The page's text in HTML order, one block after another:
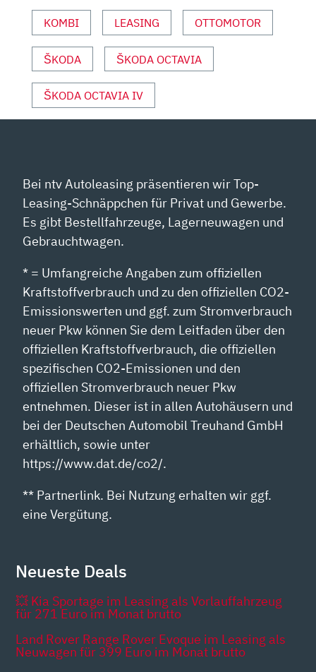
MOTOR
UND
VON
YOUTUBE
ANZEIGEN
KOMBI LEASING OTTOMOTOR
ŠKODA ŠKODA OCTAVIA
ŠKODA OCTAVIA IV
Bei ntv Autoleasing präsentieren wir Top-
Leasing-Schnäppchen für Privat und Gewerbe.
Es gibt Bestellfahrzeuge, Lagerneuwagen und
Gebrauchtwagen.
* = Umfangreiche Angaben zum offiziellen
Kraftstoffverbrauch und zu den offiziellen CO2-
Emissionswerten und ggf. zum Stromverbrauch
neuer Pkw können Sie dem Leitfaden über den
offiziellen Kraftstoffverbrauch, die offiziellen
spezifischen CO2-Emissionen und den
offiziellen Stromverbrauch neuer Pkw
entnehmen. Dieser ist in allen Autohäusern und
bei der Deutschen Automobil Treuhand GmbH
erhältlich, sowie unter
https://www.dat.de/co2/.
** Partnerlink. Bei Nutzung erhalten wir ggf.
eine Vergütung.
Neueste Deals
💥 Kia Sportage im Leasing als Vorlauffahrzeug
für 271 Euro im Monat brutto
Land Rover Range Rover Evoque im Leasing als
Neuwagen für 399 Euro im Monat brutto